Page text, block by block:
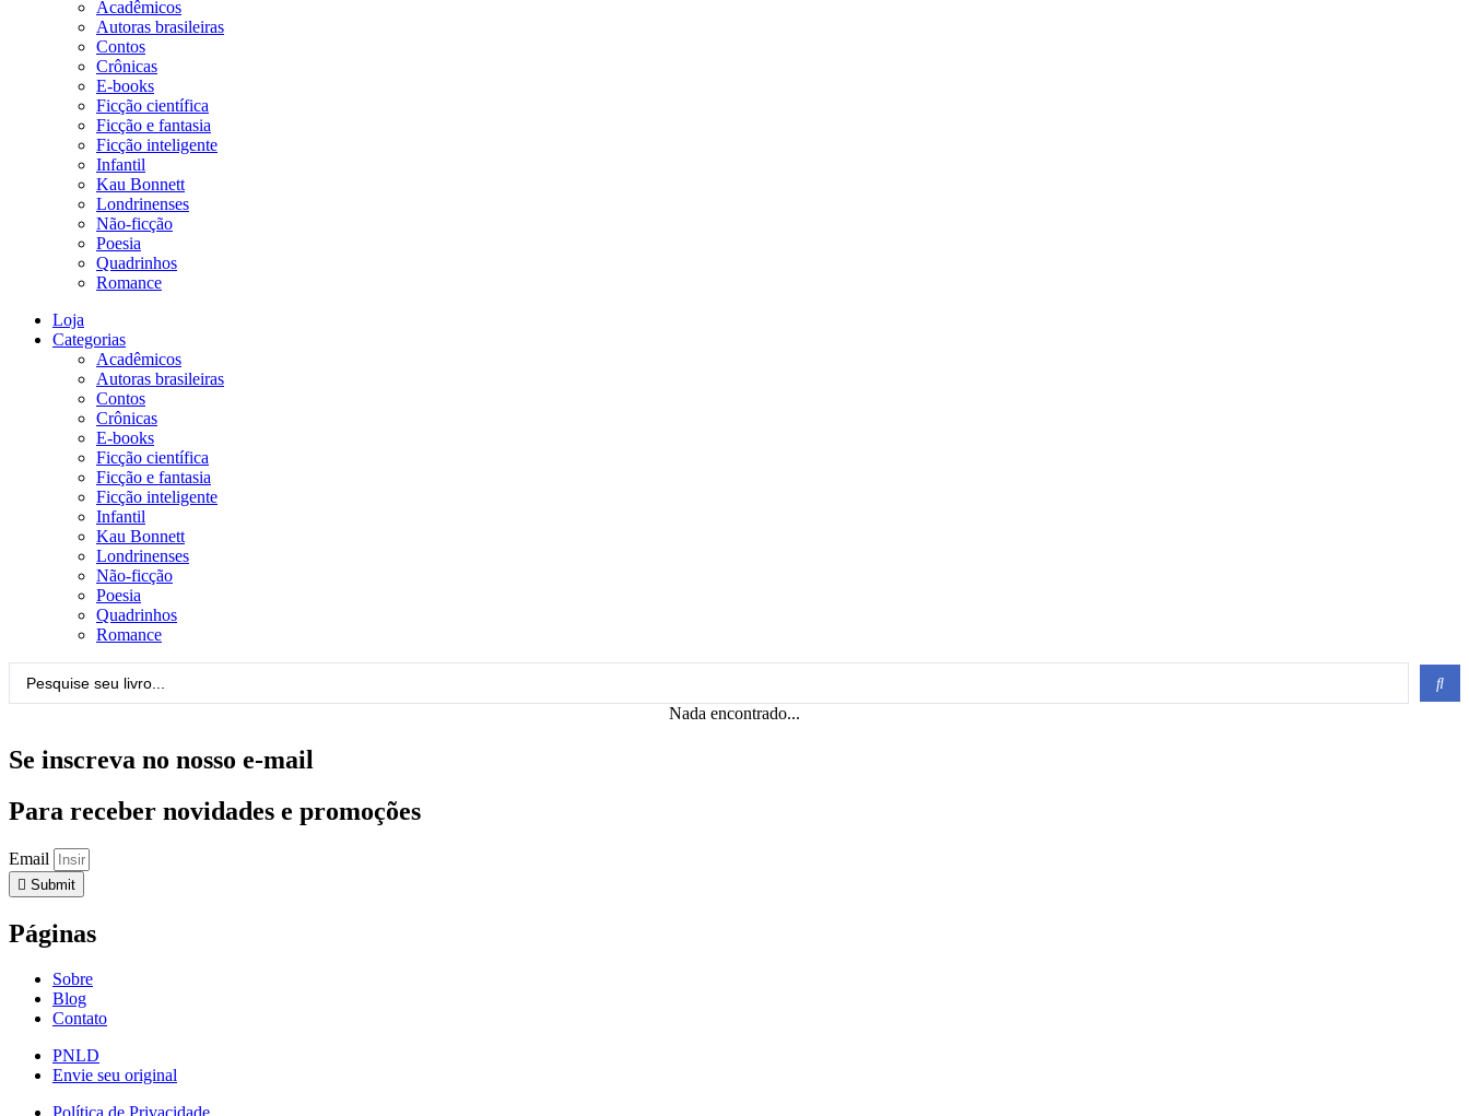
Acadêmicos
Autoras brasileiras
Contos
Crônicas
E-books
Ficção científica
Ficção e fantasia
Ficção inteligente
Infantil
Kau Bonnett
Londrinenses
Não-ficção
Poesia
Quadrinhos
Romance
Loja
Categorias
Acadêmicos
Autoras brasileiras
Contos
Crônicas
E-books
Ficção científica
Ficção e fantasia
Ficção inteligente
Infantil
Kau Bonnett
Londrinenses
Não-ficção
Poesia
Quadrinhos
Romance
Nada encontrado...
Se inscreva no nosso e-mail
Para receber novidades e promoções
Email
Submit
Páginas
Sobre
Blog
Contato
PNLD
Envie seu original